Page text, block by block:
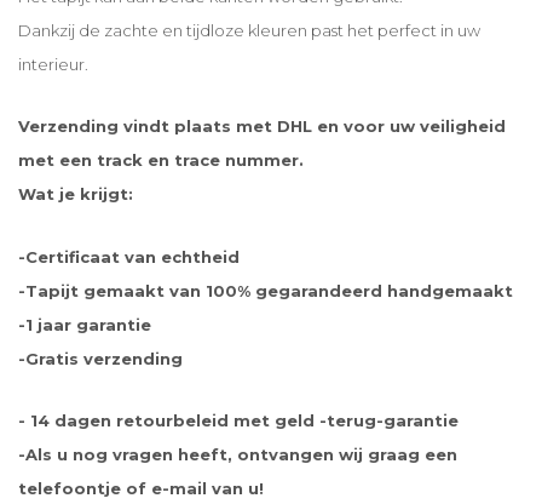
Dankzij de zachte en tijdloze kleuren past het perfect in uw
interieur.
Verzending vindt plaats met DHL en voor uw veiligheid
met een track en trace nummer.
Wat je krijgt:
-Certificaat van echtheid
-Tapijt gemaakt van 100% gegarandeerd handgemaakt
-1 jaar garantie
-Gratis verzending
- 14 dagen retourbeleid met geld -terug-garantie
-Als u nog vragen heeft, ontvangen wij graag een
telefoontje of e-mail van u!